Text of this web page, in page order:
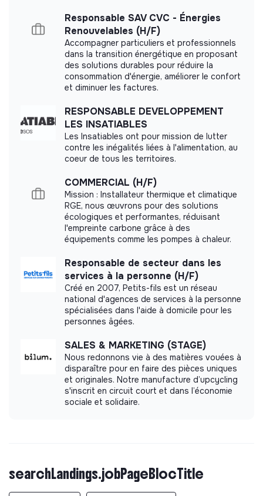
Labels and certifications
This structure did not communicate to us the
labels or certifications that it was able to obtain.
Documents
Did not yet add a transparency document.
Responsable SAV CVC - Énergies
Renouvelables (H/F)
Accompagner particuliers et professionnels
dans la transition énergétique en proposant
des solutions durables pour réduire la
consommation d'énergie, améliorer le confort
et diminuer les factures.
RESPONSABLE DEVELOPPEMENT
LES INSATIABLES
Les Insatiables ont pour mission de lutter
contre les inégalités liées à l'alimentation, au
coeur de tous les territoires.
COMMERCIAL (H/F)
Mission : Installateur thermique et climatique
RGE, nous œuvrons pour des solutions
écologiques et performantes, réduisant
l'empreinte carbone grâce à des
équipements comme les pompes à chaleur.
Responsable de secteur dans les
services à la personne (H/F)
Créé en 2007, Petits-fils est un réseau
national d'agences de services à la personne
spécialisées dans l'aide à domicile pour les
personnes âgées.
SALES & MARKETING (STAGE)
Nous redonnons vie à des matières vouées à
disparaître pour en faire des pièces uniques
et originales. Notre manufacture d’upcycling
s'inscrit en circuit court et dans l’économie
sociale et solidaire.
searchLandings.jobPageBlocTitle